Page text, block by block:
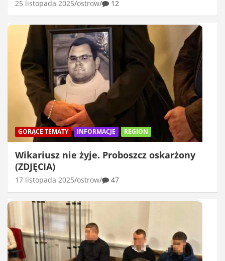
25 listopada 2025 ostrow 12
GORĄCE TEMATY INFORMACJE REGION
Wikariusz nie żyje. Proboszcz oskarżony
(ZDJĘCIA)
17 listopada 2025 ostrow 47